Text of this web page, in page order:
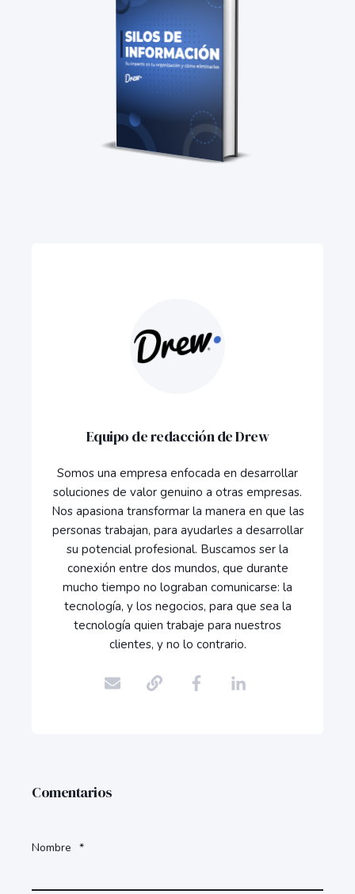
Equipo de redacción de Drew
Somos una empresa enfocada en desarrollar
soluciones de valor genuino a otras empresas.
Nos apasiona transformar la manera en que las
personas trabajan, para ayudarles a desarrollar
su potencial profesional. Buscamos ser la
conexión entre dos mundos, que durante
mucho tiempo no lograban comunicarse: la
tecnología, y los negocios, para que sea la
tecnología quien trabaje para nuestros
clientes, y no lo contrario.
Comentarios
Nombre *